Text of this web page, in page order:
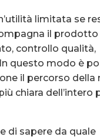
limitata se
il prodotto
controllo qualità,
questo modo è
il percorso della
chiara dell’intero
di sapere da quale